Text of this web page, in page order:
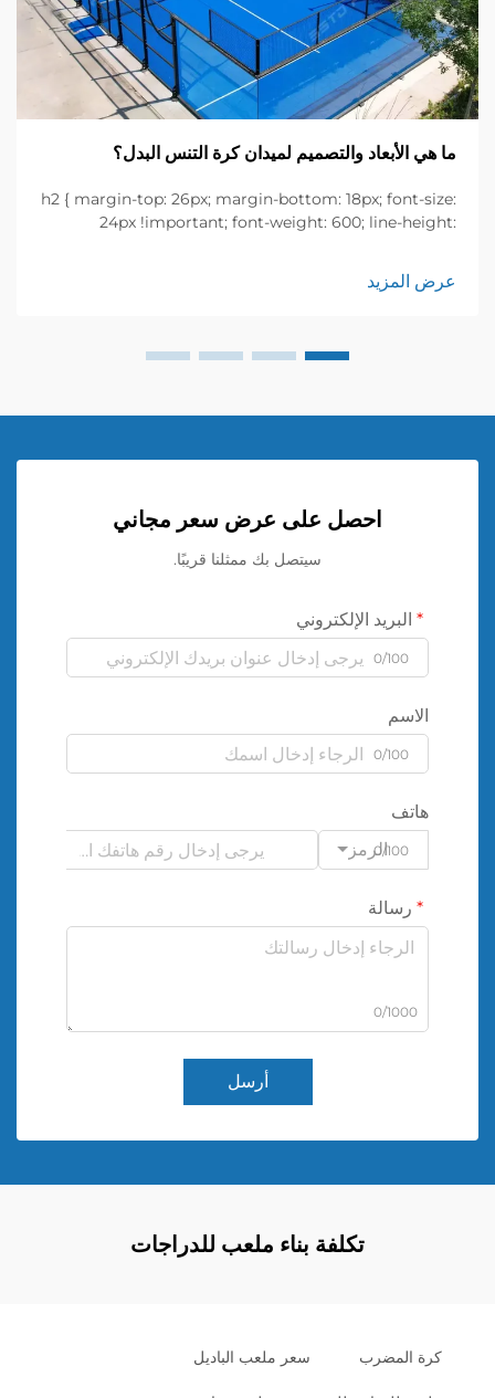
ما هي الأبعاد والتصميم لميدان كرة التنس البدل؟
h2 { margin-top: 26px; margin-bottom: 18px; font-size:
24px !important; font-weight: 600; line-height:
font-size: 20px !important; font-weight: 600; line-
height: ...}
عرض المزيد
احصل على عرض سعر مجاني
سيتصل بك ممثلنا قريبًا.
البريد الإلكتروني
0/100
الاسم
0/100
هاتف
الرمز0/100
رسالة
0/1000
أرسل
تكلفة بناء ملعب للدراجات
كرة المضرب سعر ملعب الباديل